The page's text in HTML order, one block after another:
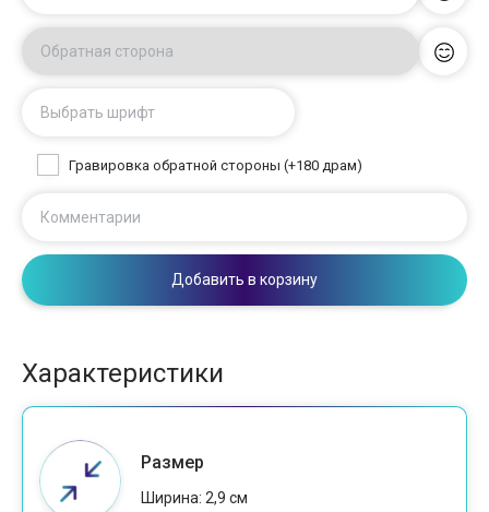
Обратная сторона
Выбрать шрифт
Гравировка обратной стороны (+180 драм)
Комментарии
Добавить в корзину
Характеристики
Размер
Ширина: 2,9 см